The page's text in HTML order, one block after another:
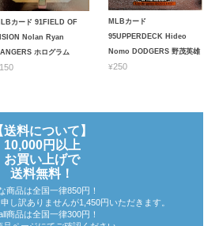
カード 91FIELD OF
Nolan Ryan
ホログラム
¥150
MLBカード
95UPPERDECK Hideo
Nomo DODGERS 野茂英雄
¥250
送料について】
10,000円以上
お買い上げで
送料無料！
商品は全国一律850円！
し訳ありませんが1,450円いただきます。
商品は全国一律300円！